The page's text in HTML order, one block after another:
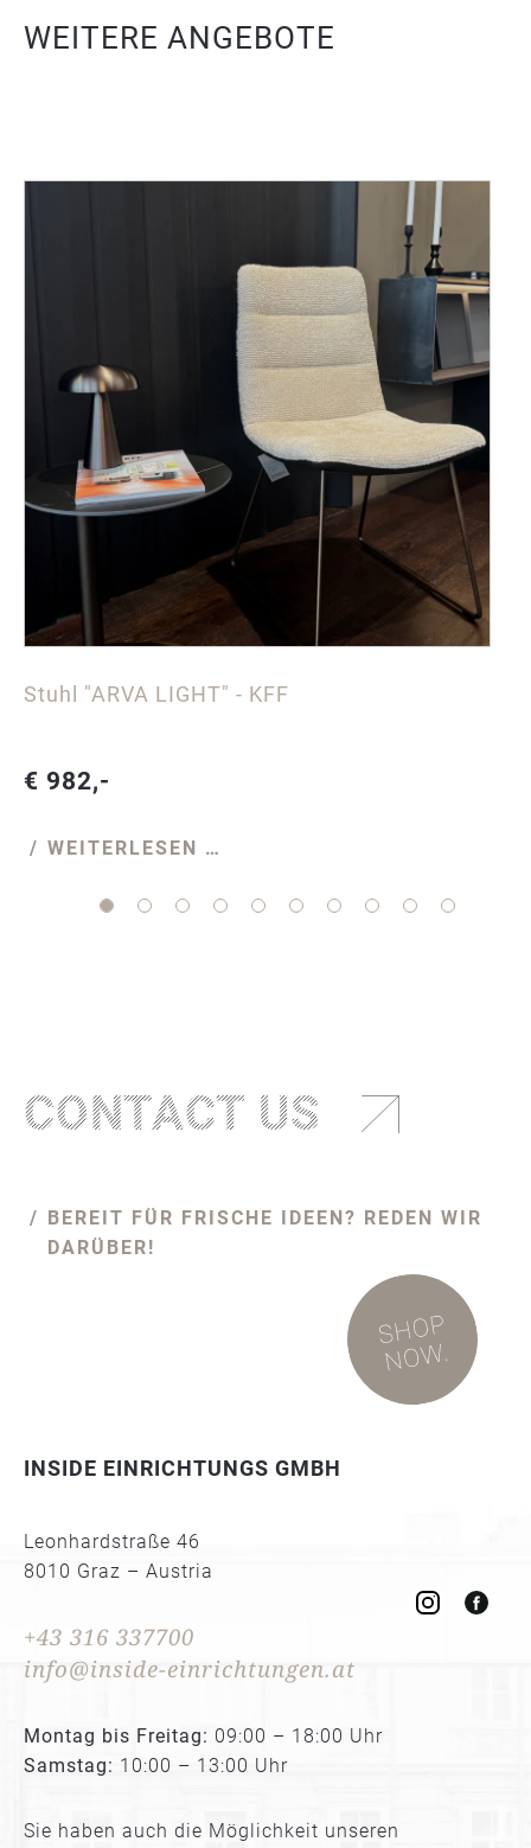
WEITERE ANGEBOTE
Stuhl "ARVA LIGHT" - KFF
€ 982,-
WEITERLESEN …
CONTACT US
BEREIT FÜR FRISCHE IDEEN? REDEN WIR
DARÜBER!
INSIDE EINRICHTUNGS GMBH
Leonhardstraße 46
8010 Graz – Austria
+43 316 337700
info@inside-einrichtungen.at
Montag bis Freitag: 09:00 – 18:00 Uhr
Samstag: 10:00 – 13:00 Uhr
Sie haben auch die Möglichkeit unseren